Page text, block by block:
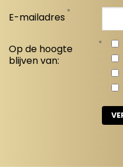
E-mailadres *
Op de hoogte
blijven van:
*